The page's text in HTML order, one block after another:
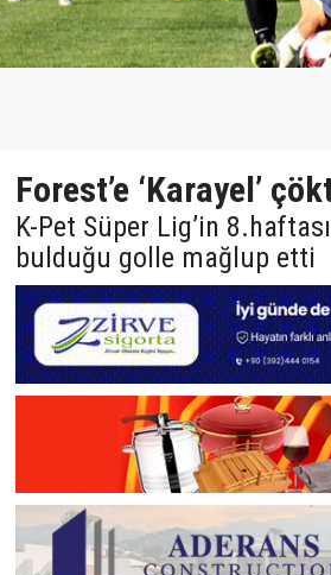
Forest’e ‘Karayel’
K-Pet Süper Lig’in
bulduğu golle mağlup etti